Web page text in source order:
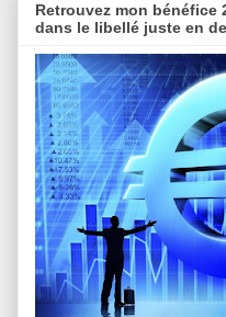
Retrouvez mon bénéfice
dans le libellé juste en